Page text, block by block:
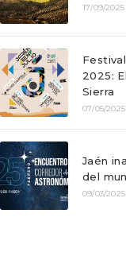
17/09/2025
2025:
Sierra
07/05/2025
Jaén
del
09/03/2025